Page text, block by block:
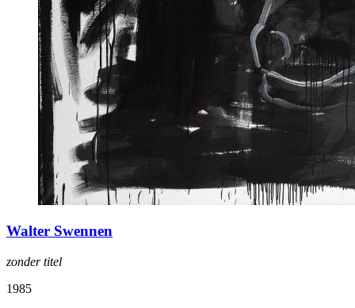
Walter Swennen
zonder titel
1985